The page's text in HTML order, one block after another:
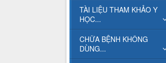
TÀI LIỆU THAM KHẢO Y
HỌC...
CHỮA BỆNH KHÔNG
DÙNG...